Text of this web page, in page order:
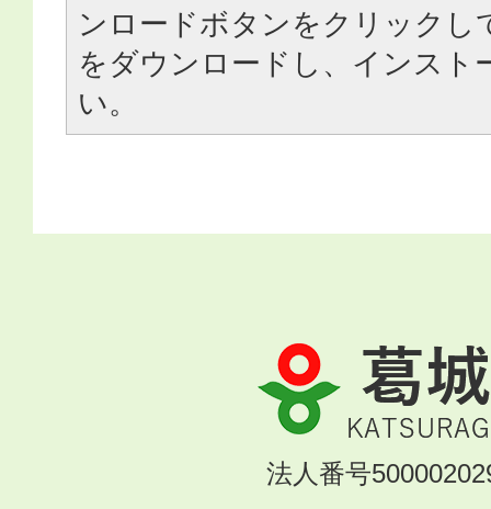
ンロードボタンをクリックし
をダウンロードし、インスト
い。
葛
城
市
KATSURAGI
法人番号